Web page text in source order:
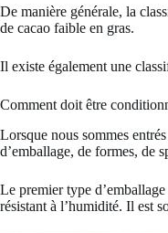
De manière générale, la
de cacao faible en gras.
Il existe également une
Comment doit être
Lorsque nous sommes
d’emballage, de formes, de
Le premier type
résistant à l’humidité. Il est